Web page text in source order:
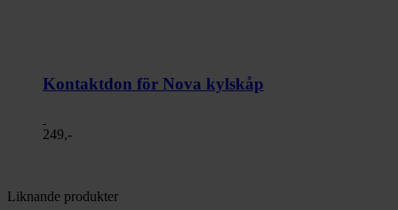
Kontaktdon för Nova kylskåp
249,-
Liknande produkter